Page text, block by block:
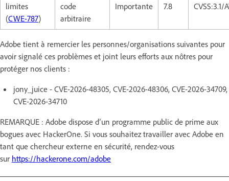
limites
(CWE-787)
code
arbitraire
Importante 7.8
Adobe tient à remercier les personnes/organisations suivantes pour
avoir signalé ces problèmes et joint leurs efforts aux nôtres pour
protéger nos clients :
jony_juice - CVE-2026-48305, CVE-2026-48306, CVE-2026-34709,
CVE-2026-34710
REMARQUE : Adobe dispose d’un programme public de prime aux
bogues avec HackerOne. Si vous souhaitez travailler avec Adobe en
tant que chercheur externe en sécurité, rendez-vous
sur https://hackerone.com/adobe